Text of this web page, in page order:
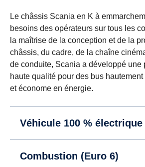
Le châssis Scania en K à
besoins des opérateurs sur tous les
la maîtrise de la conception et de la
châssis, du cadre, de la chaîne
de conduite, Scania a développé une
haute qualité pour des bus
et économe en énergie.
Véhicule 100 % électrique
Combustion (Euro 6)